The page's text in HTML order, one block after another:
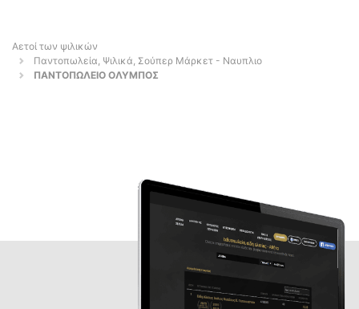
Αετοί των ψιλικών
Παντοπωλεία, Ψιλικά, Σούπερ Μάρκετ - Ναυπλιο
ΠΑΝΤΟΠΩΛΕΙΟ ΟΛΥΜΠΟΣ